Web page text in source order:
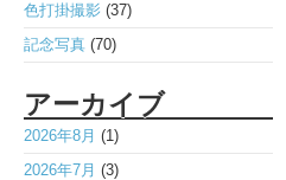
色打掛撮影 (37)
記念写真 (70)
アーカイブ
2026年8月 (1)
2026年7月 (3)